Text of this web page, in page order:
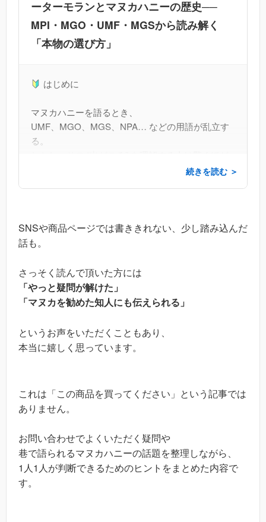
ーターモランとマヌカハニーの歴史──
MPI・MGO・UMF・MGSから読み解く
「本物の選び方」
はじめに
マヌカハニーを語るとき、
UMF、MGO、MGS、NPA… などの用語が乱立す
る。
その科学者の名は ピーター・モラン（Peter
Molan）博士。
続きを読む ＞
SNSや商品ページでは書ききれない、少し踏み込んだ
話も。
さっそく読んで頂いた方には
「やっと疑問が解けた」
「マヌカを勧めた知人にも伝えられる」
というお声をいただくこともあり、
本当に嬉しく思っています。
これは「この商品を買ってください」という記事では
ありません。
お問い合わせでよくいただく疑問や
巷で語られるマヌカハニーの話題を整理しながら、
1人1人が判断できるためのヒントをまとめた内容で
す。